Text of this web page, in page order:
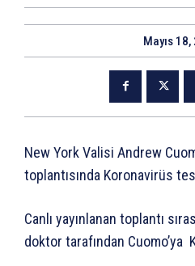
Mayıs
New York Valisi Andrew
toplantısında Koronavirüs
Canlı yayınlanan toplantı
doktor tarafından Cuomo’ya